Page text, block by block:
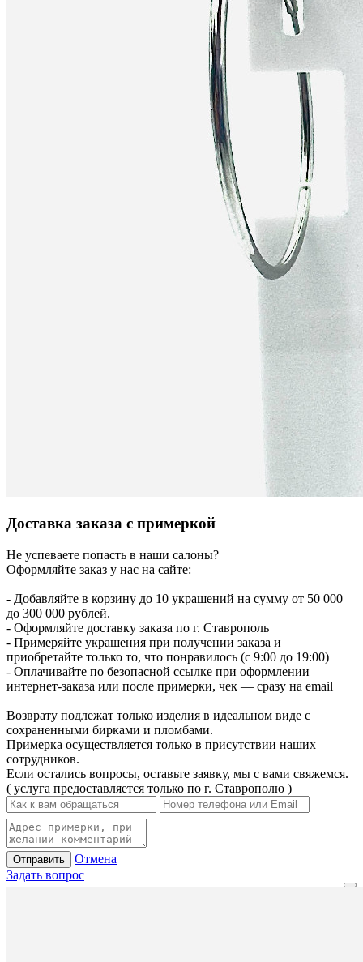
Доставка заказа с примеркой
Не успеваете попасть в наши салоны?
Оформляйте заказ у нас на сайте:
- Добавляйте в корзину до 10 украшений на сумму от 50 000
до 300 000 рублей.
- Оформляйте доставку заказа по г. Ставрополь
- Примеряйте украшения при получении заказа и
приобретайте только то, что понравилось (с 9:00 до 19:00)
- Оплачивайте по безопасной ссылке при оформлении
интернет-заказа или после примерки, чек — сразу на email
Возврату подлежат только изделия в идеальном виде с
сохраненными бирками и пломбами.
Примерка осуществляется только в присутствии наших
сотрудников.
Если остались вопросы, оставьте заявку, мы с вами свяжемся.
( услуга предоставляется только по г. Ставрополю )
Отправить
Отмена
Задать вопрос